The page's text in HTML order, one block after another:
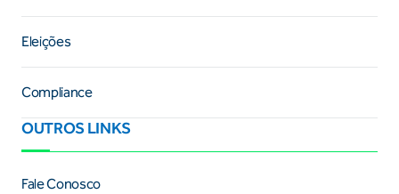
Eleições
Compliance
OUTROS LINKS
Fale Conosco